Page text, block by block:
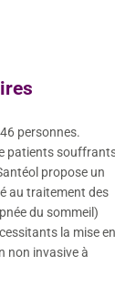
personnes.
patients
propose un
au traitement des
du sommeil)
la mise en
non invasive à